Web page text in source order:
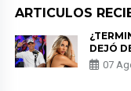
ARTICULOS
DEJÓ
DE
07